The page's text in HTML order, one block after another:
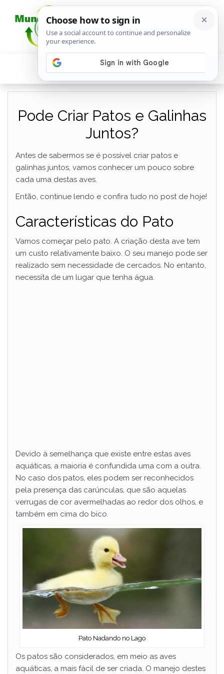
Pode Criar Patos e Galinhas
Juntos?
Antes de sabermos se é possível criar patos e
galinhas juntos, vamos conhecer um pouco sobre
cada uma destas aves.
Então, continue lendo e confira tudo no post de hoje!
Características do Pato
Vamos começar pelo pato. A criação desta ave tem
um custo relativamente baixo. O seu manejo pode ser
realizado sem necessidade de cercados. No entanto,
necessita de um lugar que tenha água.
Devido à semelhança que existe entre estas aves
aquáticas, a maioria é confundida uma com a outra.
No caso dos patos, eles podem ser reconhecidos
pela presença das carúnculas, que são aquelas
verrugas de cor avermelhadas ao redor dos olhos, e
também em cima do bico.
Pato Nadando no Lago
Os patos são considerados, em meio as aves
aquáticas, a mais fácil de ser criada. O manejo destes